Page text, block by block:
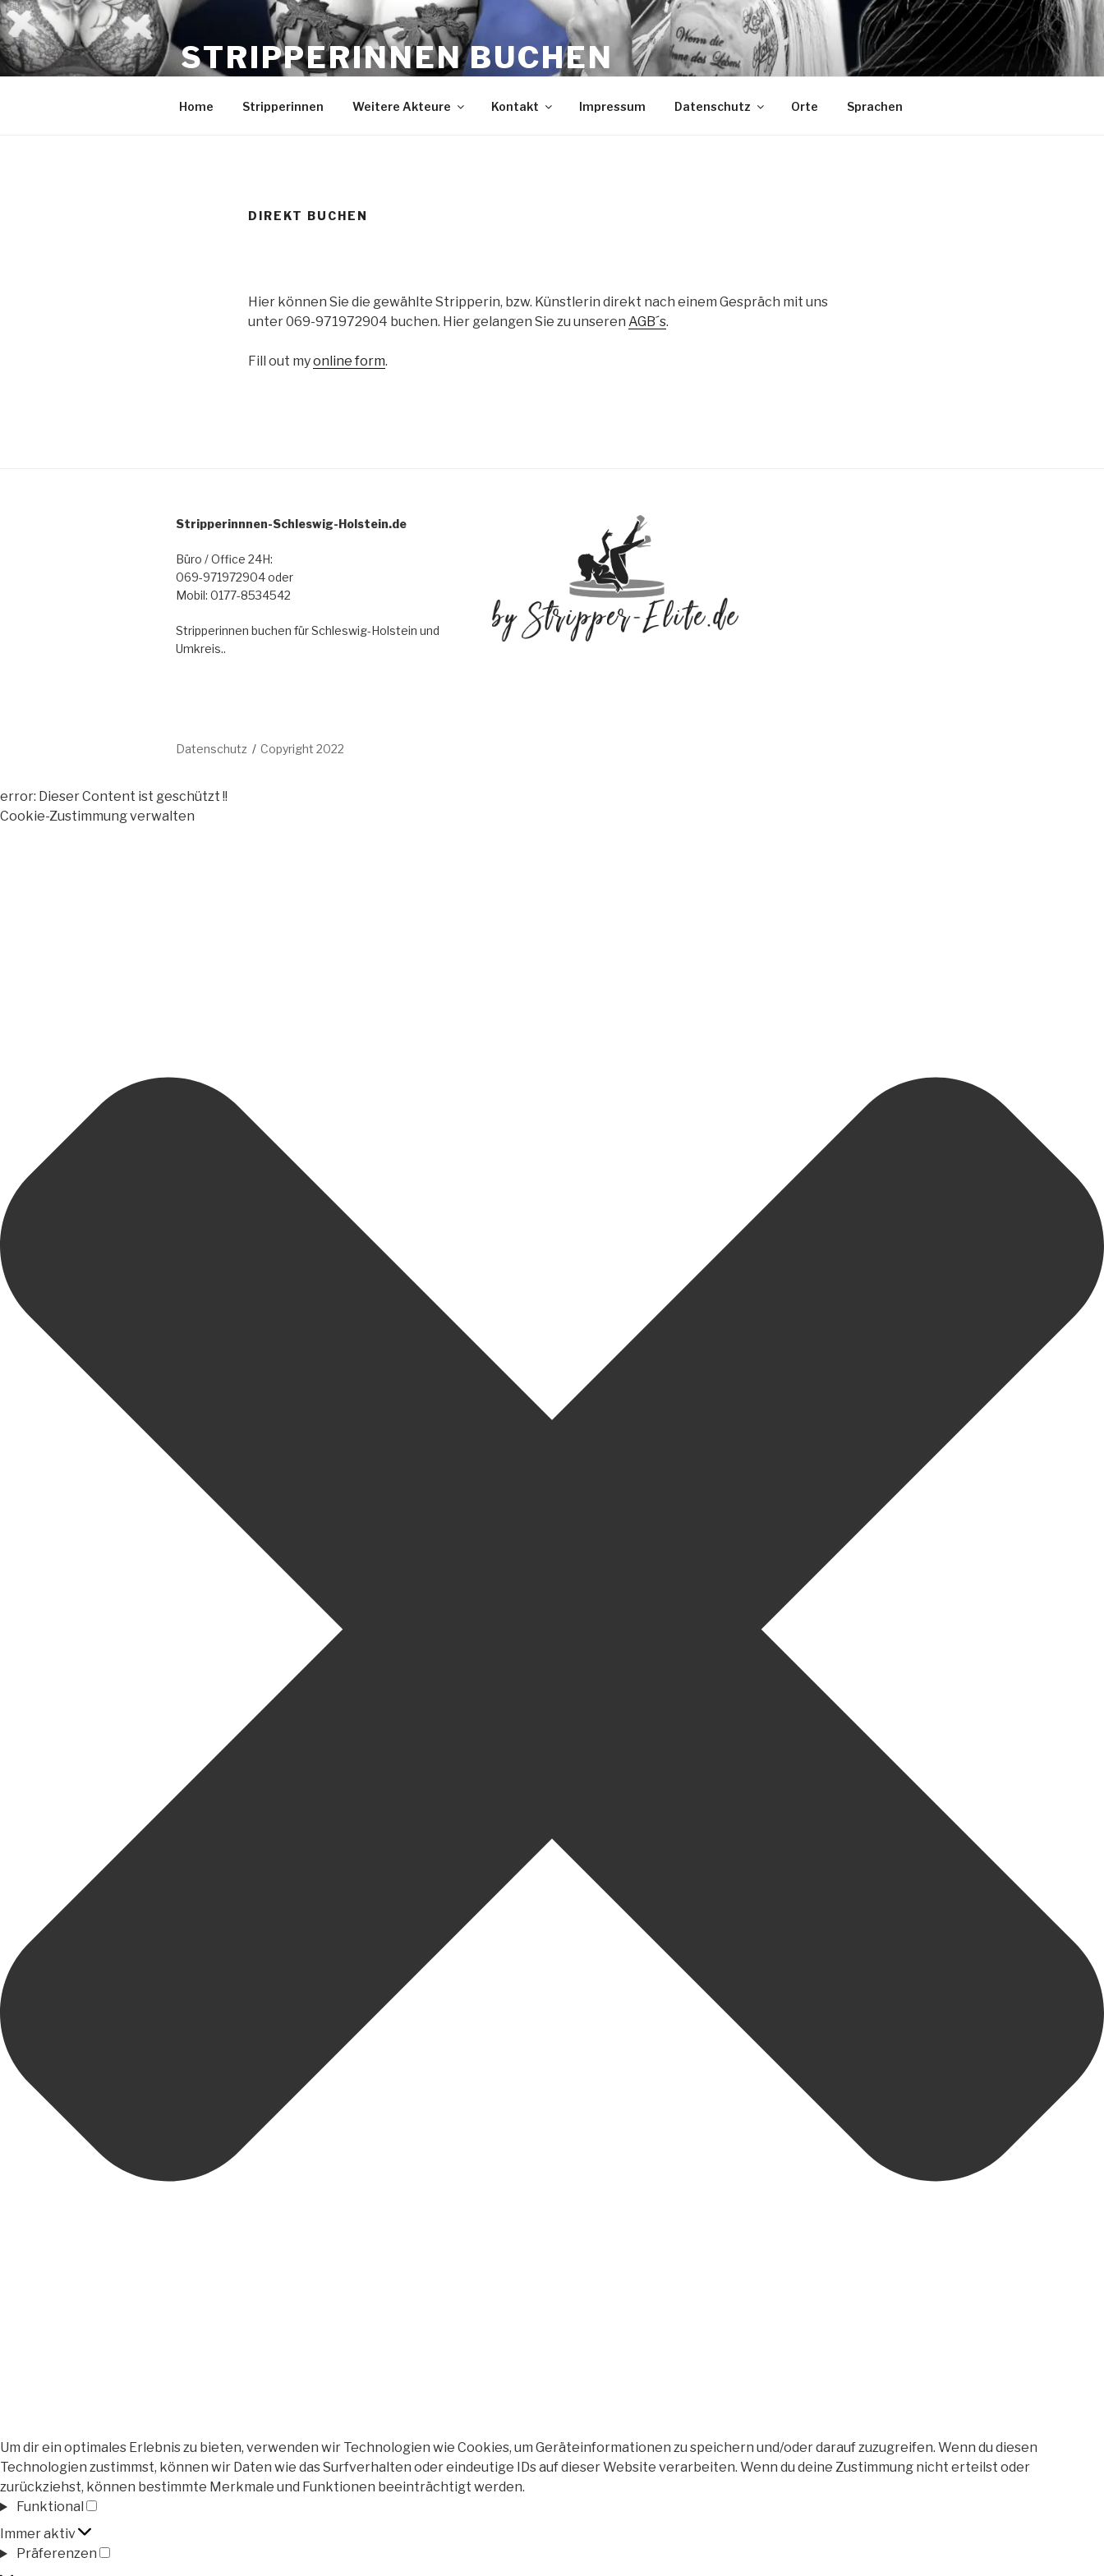
Zum
Inhalt
springen
STRIPPERINNEN BUCHEN
Home Stripperinnen Weitere Akteure Kontakt Impressum Datenschutz Orte Sprachen
DIREKT BUCHEN
Hier können Sie die gewählte Stripperin, bzw. Künstlerin direkt nach einem Gespräch mit uns
unter 069-971972904 buchen. Hier gelangen Sie zu unseren AGB´s.
Fill out myonline form.
Stripperinnnen-Schleswig-Holstein.de
Büro / Office 24H:
069-971972904 oder
Mobil: 0177-8534542
Stripperinnen buchen für Schleswig-Holstein und
Umkreis..
Datenschutz Copyright 2022
error: Dieser Content ist geschützt !!
Cookie-Zustimmung verwalten
Um dir ein optimales Erlebnis zu bieten, verwenden wir Technologien wie Cookies, um Geräteinformationen zu speichern und/oder darauf zuzugreifen. Wenn du diesen
Technologien zustimmst, können wir Daten wie das Surfverhalten oder eindeutige IDs auf dieser Website verarbeiten. Wenn du deine Zustimmung nicht erteilst oder
zurückziehst, können bestimmte Merkmale und Funktionen beeinträchtigt werden.
Funktional
Funktional
Immer aktiv
Präferenzen